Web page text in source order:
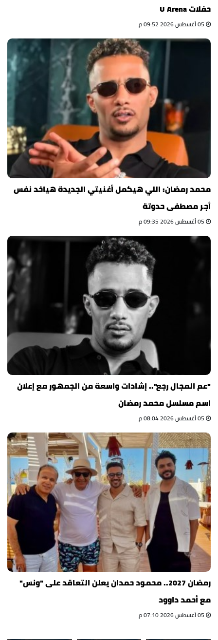
حفلات U Arena
محمد رمضان: اللي هيكمل أغنيتي الجديدة هياخد نفس
أجر مصطفى حدوتة
"عم المجال رجع".. إشادات واسعة من الجمهور مع إعلان
اسم مسلسل محمد رمضان
رمضان 2027.. محمود حمدان يعلن التعاقد على "ونس"
مع أحمد داوود